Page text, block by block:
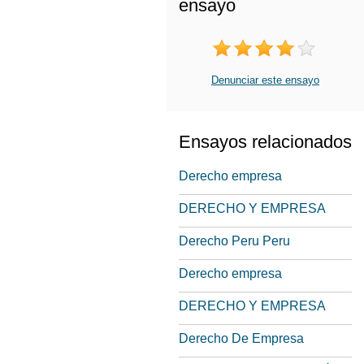
ensayo
Denunciar este ensayo
Ensayos relacionados
Derecho empresa
DERECHO Y EMPRESA
Derecho Peru Peru
Derecho empresa
DERECHO Y EMPRESA
Derecho De Empresa